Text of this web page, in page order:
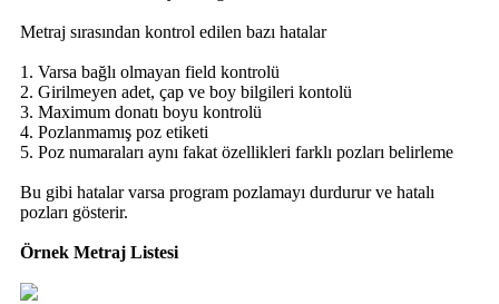
Metraj sırasından kontrol edilen bazı hatalar
1. Varsa bağlı olmayan field kontrolü
2. Girilmeyen adet, çap ve boy bilgileri kontolü
3. Maximum donatı boyu kontrolü
4. Pozlanmamış poz etiketi
5. Poz numaraları aynı fakat özellikleri farklı pozları belirleme
Bu gibi hatalar varsa program pozlamayı durdurur ve hatalı
pozları gösterir.
Örnek Metraj Listesi